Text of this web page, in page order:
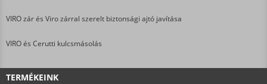
VIRO zár és Viro zárral szerelt biztonsági ajtó javítása
VIRO és Cerutti kulcsmásolás
TERMÉKEINK